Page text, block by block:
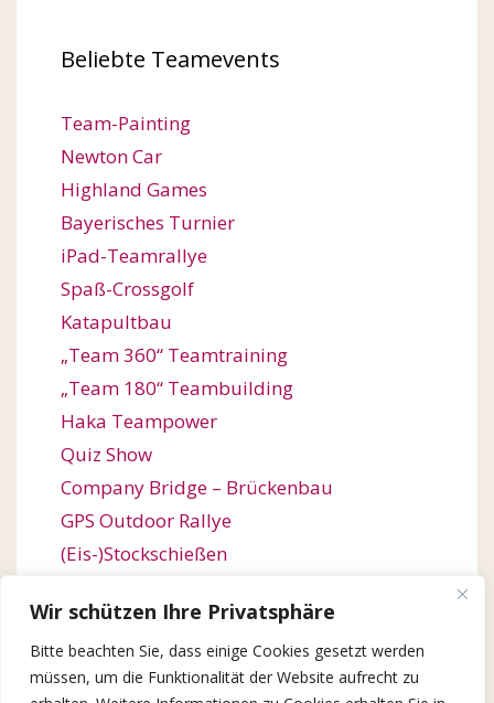
Wir schützen Ihre Privatsphäre
Bitte beachten Sie, dass einige Cookies gesetzt werden
müssen, um die Funktionalität der Website aufrecht zu
Beliebte Teamevents
Team-Painting
Newton Car
Highland Games
Bayerisches Turnier
iPad-Teamrallye
Spaß-Crossgolf
Katapultbau
„Team 360“ Teamtraining
„Team 180“ Teambuilding
Haka Teampower
Quiz Show
Company Bridge – Brückenbau
GPS Outdoor Rallye
(Eis-)Stockschießen
Orienteering / Orientierungswanderung
Outdoor Team Challenge
Kugelbahn-Bau / Roller Coaster